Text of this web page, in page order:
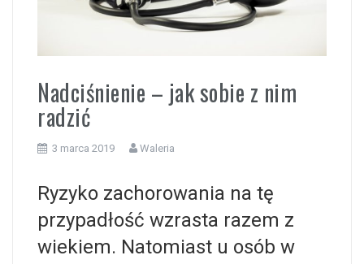
Nadciśnienie – jak sobie z nim
radzić
3 marca 2019 Waleria
Ryzyko zachorowania na tę
przypadłość wzrasta razem z
wiekiem. Natomiast u osób w